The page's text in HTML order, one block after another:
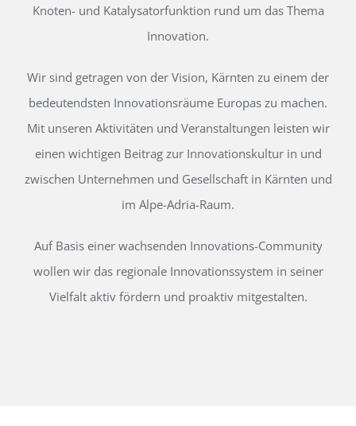
Knoten- und Katalysatorfunktion rund um das Thema
Innovation.
Wir sind getragen von der Vision, Kärnten zu einem der
bedeutendsten Innovationsräume Europas zu machen.
Mit unseren Aktivitäten und Veranstaltungen leisten wir
einen wichtigen Beitrag zur Innovationskultur in und
zwischen Unternehmen und Gesellschaft in Kärnten und
im Alpe-Adria-Raum.
Auf Basis einer wachsenden Innovations-Community
wollen wir das regionale Innovationssystem in seiner
Vielfalt aktiv fördern und proaktiv mitgestalten.